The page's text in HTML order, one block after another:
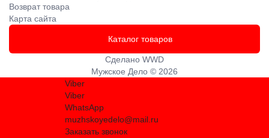
Возврат товара
Карта сайта
Каталог товаров
Сделано WWD
Мужское Дело © 2026
Viber
Viber
WhatsApp
muzhskoyedelo@mail.ru
Заказать звонок